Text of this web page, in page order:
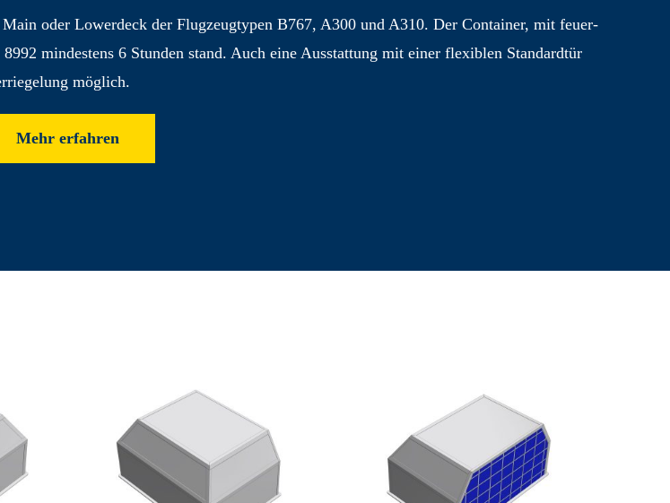
oder Lowerdeck der Flugzeug­typen B767, A300 und A310. Der Container, mit feuer­
mindestens 6 Stunden stand. Auch eine Aus­stattung mit einer flexiblen Standard­tür
möglich.
Mehr erfahren